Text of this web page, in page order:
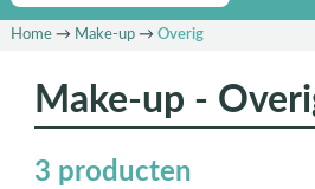
Home→ Make-up→ Overig
Make-up -
3 producten